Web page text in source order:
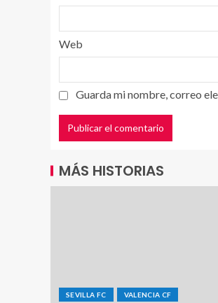
Web
Guarda mi nombre, correo
MÁS HISTORIAS
SEVILLA FC VALENCIA CF